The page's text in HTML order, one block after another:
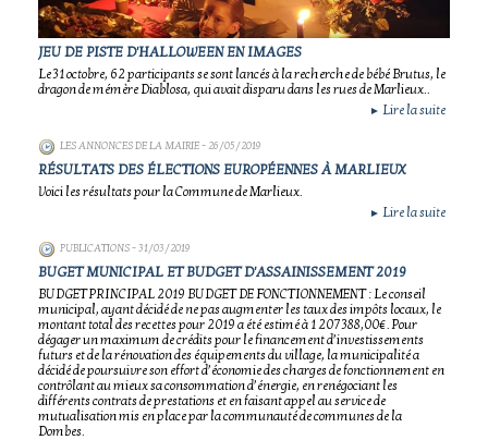
JEU DE PISTE D'HALLOWEEN EN IMAGES
Le 31 octobre, 62 participants se sont lancés à la recherche de bébé Brutus, le
dragon de mémère Diablosa, qui avait disparu dans les rues de Marlieux..
► Lire la suite
LES ANNONCES DE LA MAIRIE- 26/05/2019
RÉSULTATS DES ÉLECTIONS EUROPÉENNES À MARLIEUX
Voici les résultats pour la Commune de Marlieux.
► Lire la suite
PUBLICATIONS- 31/03/2019
BUGET MUNICIPAL ET BUDGET D'ASSAINISSEMENT 2019
BUDGET PRINCIPAL 2019 BUDGET DE FONCTIONNEMENT : Le conseil
municipal, ayant décidé de ne pas augmenter les taux des impôts locaux, le
montant total des recettes pour 2019 a été estimé à 1 207 388,00€. Pour
dégager un maximum de crédits pour le financement d’investissements
futurs et de la rénovation des équipements du village, la municipalité a
décidé de poursuivre son effort d’économie des charges de fonctionnement en
contrôlant au mieux sa consommation d’énergie, en renégociant les
différents contrats de prestations et en faisant appel au service de
mutualisation mis en place par la communauté de communes de la
Dombes.